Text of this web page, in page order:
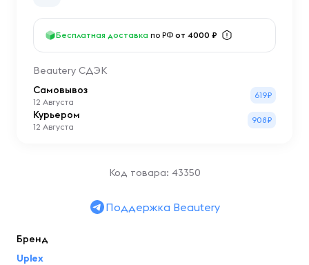
Бесплатная доставка по РФ от 4000 ₽
Beautery СДЭК
Самовывоз
12 Августа
619₽
Курьером
12 Августа
908₽
Код товара: 43350
Поддержка Beautery
Бренд
Uplex